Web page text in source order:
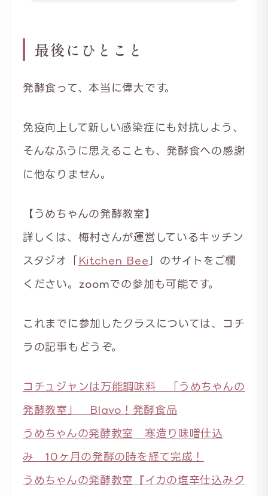
最後にひとこと
発酵食って、本当に偉大です。
免疫向上して新しい感染症にも対抗しよう、
そんなふうに思えることも、発酵食への感謝
に他なりません。
【うめちゃんの発酵教室】
詳しくは、梅村さんが運営しているキッチン
スタジオ「 Kitchen Bee 」のサイトをご欄
ください。zoomでの参加も可能です。
これまでに参加したクラスについては、コチ
ラの記事もどうぞ。
コ チュジャンは万能調味料 「うめちゃんの
発酵教室」 Blavo！発酵食品
うめちゃんの発酵教室 寒造り味噌仕込
み 10ヶ月の発酵の時を経て完成！
うめちゃんの発酵教室『イカの塩辛仕込みク